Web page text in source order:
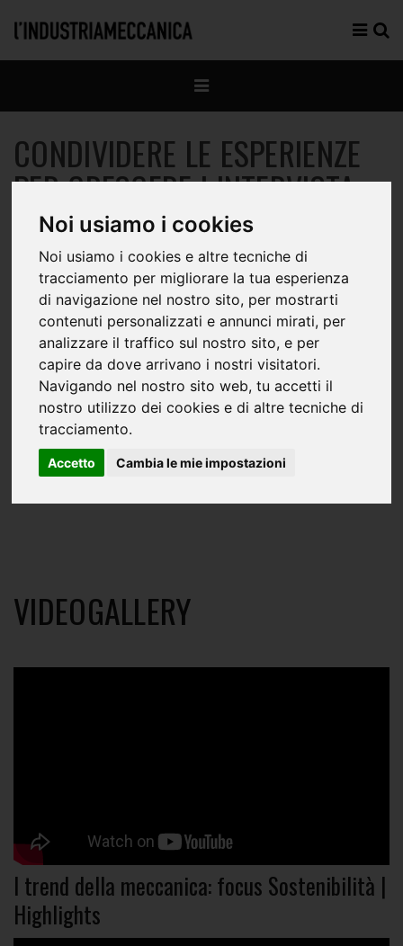
Noi usiamo i cookies
Noi usiamo i cookies e altre tecniche di
tracciamento per migliorare la tua esperienza
di navigazione nel nostro sito, per mostrarti
contenuti personalizzati e annunci mirati, per
analizzare il traffico sul nostro sito, e per
capire da dove arrivano i nostri visitatori.
Navigando nel nostro sito web, tu accetti il
nostro utilizzo dei cookies e di altre tecniche di
tracciamento.
Accetto Cambia le mie impostazioni
CONDIVIDERE LE ESPERIENZE
PER CRESCERE | INTERVISTA
GIORGIO GRADITI - ENEA
VIDEOGALLERY
I trend della meccanica: focus Sostenibilità |
Highlights